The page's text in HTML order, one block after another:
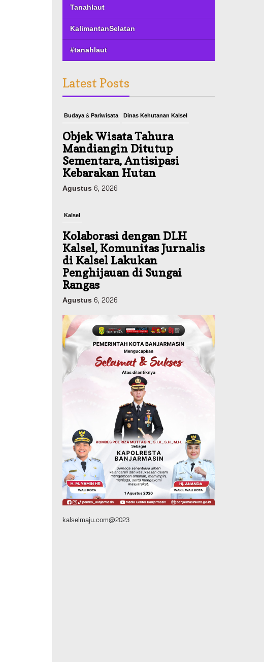
Tanahlaut
KalimantanSelatan
#tanahlaut
Latest Posts
Budaya & Pariwisata Dinas Kehutanan Kalsel
Objek Wisata Tahura
Mandiangin Ditutup
Sementara, Antisipasi
Kebarakan Hutan
Agustus 6, 2026
Kalsel
Kolaborasi dengan DLH
Kalsel, Komunitas Jurnalis
di Kalsel Lakukan
Penghijauan di Sungai
Rangas
Agustus 6, 2026
Headline Pemerintahan
Sejumlah Lahan Pertanian
Alami Kekeringan Imbas
Kemaru, Stok Pangan di
Kalsel Aman?
Pemkab Balangan
Sambut HUT RI ke-81,
Balangan Gelar Turnamen
Mini Soccer Piala Bupati
Cup, Berlangsung hingga 15
Agustus
kalselmaju.com@2023